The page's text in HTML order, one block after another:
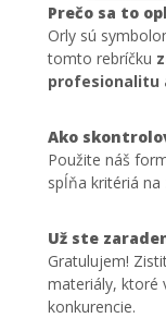
Prečo sa to
Orly sú
tomto rebríčku
profesionalitu
Ako
Použite náš
spĺňa kritériá na
Už ste
Gratulujem!
materiály, ktoré
konkurencie.